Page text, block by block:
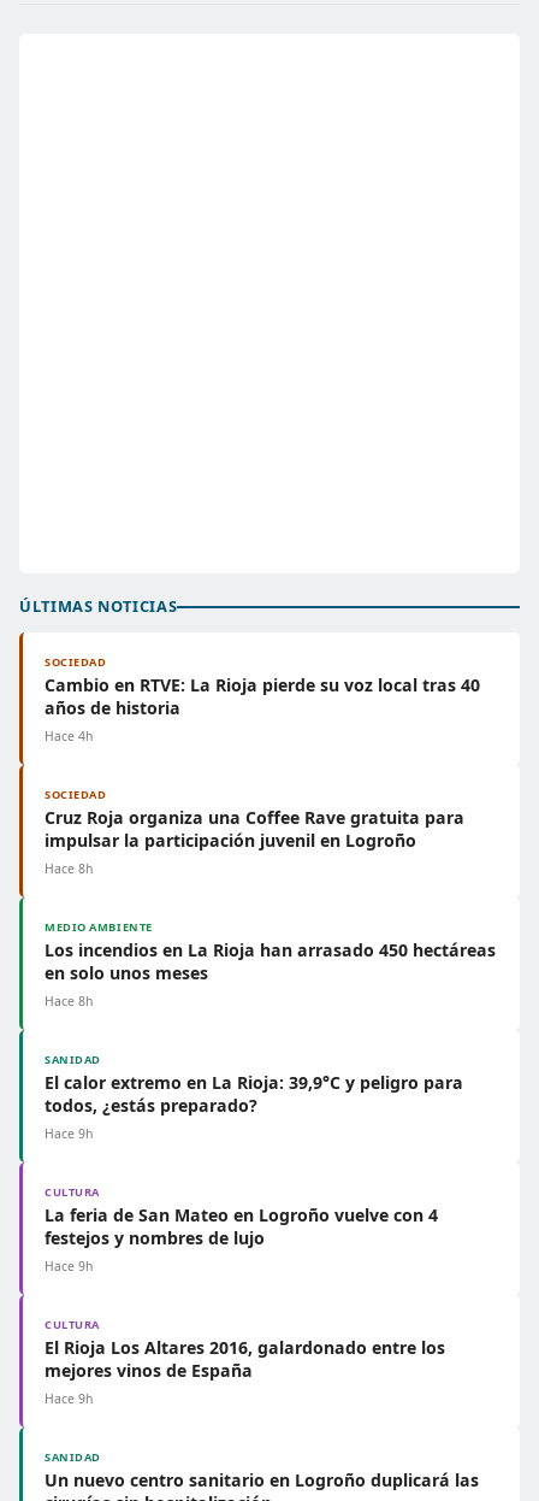
ÚLTIMAS NOTICIAS
SOCIEDAD
Cambio en RTVE: La Rioja pierde su voz local tras 40
años de historia
Hace 4h
SOCIEDAD
Cruz Roja organiza una Coffee Rave gratuita para
impulsar la participación juvenil en Logroño
Hace 8h
MEDIO AMBIENTE
Los incendios en La Rioja han arrasado 450 hectáreas
en solo unos meses
Hace 8h
SANIDAD
El calor extremo en La Rioja: 39,9°C y peligro para
todos, ¿estás preparado?
Hace 9h
CULTURA
La feria de San Mateo en Logroño vuelve con 4
festejos y nombres de lujo
Hace 9h
CULTURA
El Rioja Los Altares 2016, galardonado entre los
mejores vinos de España
Hace 9h
SANIDAD
Un nuevo centro sanitario en Logroño duplicará las